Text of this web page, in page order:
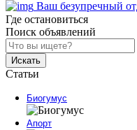
Ваш безупречный
Где остановиться
Поиск объявлений
Искать
Статьи
Биогумус
Апорт